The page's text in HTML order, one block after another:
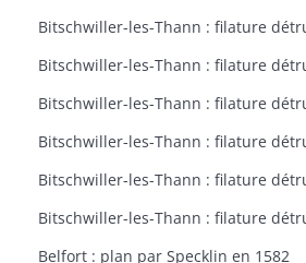
Bitschwiller-les-Thann : filature
Bitschwiller-les-Thann : filature
Bitschwiller-les-Thann : filature
Bitschwiller-les-Thann : filature
Bitschwiller-les-Thann : filature
Bitschwiller-les-Thann : filature
Belfort : plan par Specklin en 1582